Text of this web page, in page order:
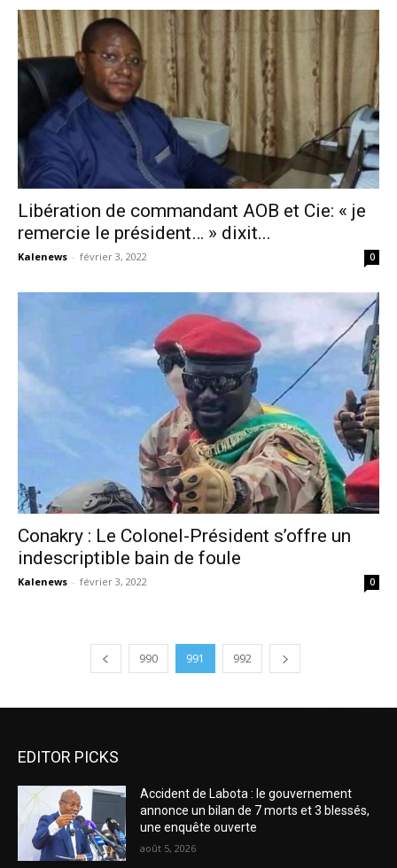
Libération de commandant AOB et Cie: « je
remercie le président… » dixit...
Kalenews - février 3, 2022 0
Conakry : Le Colonel-Président s’offre un
indescriptible bain de foule
Kalenews - février 3, 2022 0
990 991 992
EDITOR PICKS
Accident de Labota : le gouvernement
annonce un bilan de 7 morts et 3 blessés,
une enquête ouverte
août 5, 2026